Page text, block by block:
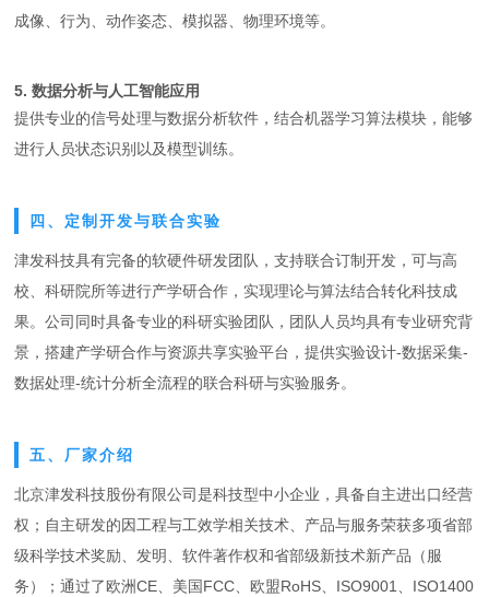
成像、行为、动作姿态、模拟器、物理环境等。
5. 数据分析与人工智能应用
提供专业的信号处理与数据分析软件，结合机器学习算法模块，能够
进行人员状态识别以及模型训练。
四、定制开发与联合实验
津发科技具有完备的软硬件研发团队，支持联合订制开发，可与高
校、科研院所等进行产学研合作，实现理论与算法结合转化科技成
果。公司同时具备专业的科研实验团队，团队人员均具有专业研究背
景，搭建产学研合作与资源共享实验平台，提供实验设计-数据采集-
数据处理-统计分析全流程的联合科研与实验服务。
五、厂家介绍
北京津发科技股份有限公司是科技型中小企业，具备自主进出口经营
权；自主研发的因工程与工效学相关技术、产品与服务荣获多项省部
级科学技术奖励、发明、软件著作权和省部级新技术新产品（服
务）；通过了欧洲CE、美国FCC、欧盟RoHS、ISO9001、ISO1400